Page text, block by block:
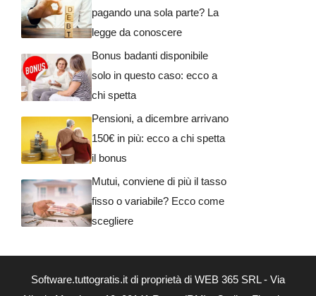
pagando una sola parte? La
legge da conoscere
Bonus badanti disponibile
solo in questo caso: ecco a
chi spetta
Pensioni, a dicembre arrivano
150€ in più: ecco a chi spetta
il bonus
Mutui, conviene di più il tasso
fisso o variabile? Ecco come
scegliere
Software.tuttogratis.it di proprietà di WEB 365 SRL - Via